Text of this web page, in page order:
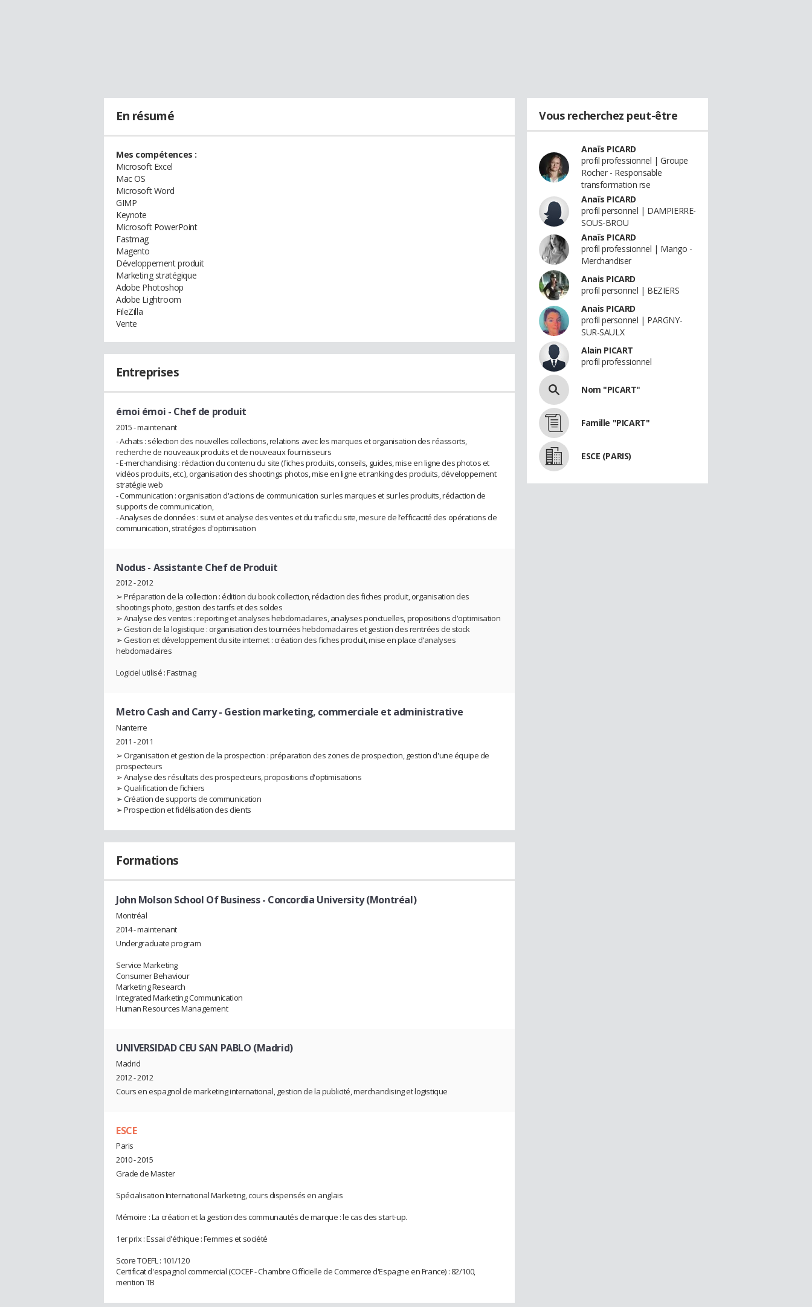
En résumé
Mes compétences :
Microsoft Excel
Mac OS
Microsoft Word
GIMP
Keynote
Microsoft PowerPoint
Fastmag
Magento
Développement produit
Marketing stratégique
Adobe Photoshop
Adobe Lightroom
FileZilla
Vente
Entreprises
émoi émoi - Chef de produit
2015 - maintenant
- Achats : sélection des nouvelles collections, relations avec les marques et organisation des réassorts,
recherche de nouveaux produits et de nouveaux fournisseurs
- E-merchandising : rédaction du contenu du site (fiches produits, conseils, guides, mise en ligne des photos et
vidéos produits, etc.), organisation des shootings photos, mise en ligne et ranking des produits, développement
stratégie web
- Communication : organisation d'actions de communication sur les marques et sur les produits, rédaction de
supports de communication,
- Analyses de données : suivi et analyse des ventes et du trafic du site, mesure de l’efficacité des opérations de
communication, stratégies d'optimisation
Nodus- Assistante Chef de Produit
2012 - 2012
➢ Préparation de la collection : édition du book collection, rédaction des fiches produit, organisation des
shootings photo, gestion des tarifs et des soldes
➢ Analyse des ventes : reporting et analyses hebdomadaires, analyses ponctuelles, propositions d'optimisation
➢ Gestion de la logistique : organisation des tournées hebdomadaires et gestion des rentrées de stock
➢ Gestion et développement du site internet : création des fiches produit, mise en place d'analyses
hebdomadaires
Logiciel utilisé : Fastmag
Metro Cash and Carry- Gestion marketing, commerciale et administrative
Nanterre
2011 - 2011
➢ Organisation et gestion de la prospection : préparation des zones de prospection, gestion d'une équipe de
prospecteurs
➢ Analyse des résultats des prospecteurs, propositions d'optimisations
➢ Qualification de fichiers
➢ Création de supports de communication
➢ Prospection et fidélisation des clients
Formations
John Molson School Of Business - Concordia University (Montréal)
Montréal
2014 - maintenant
Undergraduate program
Service Marketing
Consumer Behaviour
Marketing Research
Integrated Marketing Communication
Human Resources Management
UNIVERSIDAD CEU SAN PABLO (Madrid)
Madrid
2012 - 2012
Cours en espagnol de marketing international, gestion de la publicité, merchandising et logistique
ESCE
Paris
2010 - 2015
Grade de Master
Spécialisation International Marketing, cours dispensés en anglais
Mémoire : La création et la gestion des communautés de marque : le cas des start-up.
1er prix : Essai d'éthique : Femmes et société
Score TOEFL : 101/120
Certificat d'espagnol commercial (COCEF - Chambre Officielle de Commerce d'Espagne en France) : 82/100,
mention TB
Vous recherchez peut-être
Anaïs PICARD
profil professionnel | Groupe
Rocher - Responsable
transformation rse
Anaïs PICARD
profil personnel | DAMPIERRE-
SOUS-BROU
Anaïs PICARD
profil professionnel | Mango -
Merchandiser
Anais PICARD
profil personnel | BEZIERS
Anais PICARD
profil personnel | PARGNY-
SUR-SAULX
Alain PICART
profil professionnel
Nom "PICART"
Famille "PICART"
ESCE (PARIS)